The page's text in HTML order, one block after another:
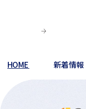
HOME 新着情報